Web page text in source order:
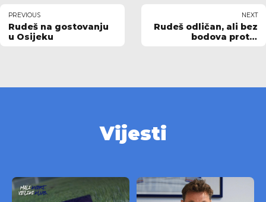
PREVIOUS
Rudeš na gostovanju
u Osijeku
NEXT
Rudeš odličan, ali bez
bodova protiv
Vijesti